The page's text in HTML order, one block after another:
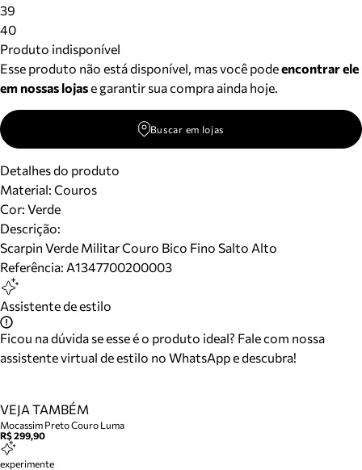
39
40
Produto indisponível
Esse produto não está disponível, mas você podeencontrar ele
em nossas lojase garantir sua compra ainda hoje.
Buscar em lojas
Detalhes do produto
Material: Couros
Cor: Verde
Descrição:
Scarpin Verde Militar Couro Bico Fino Salto Alto
Referência: A1347700200003
Assistente de estilo
Ficou na dúvida se esse é o produto ideal? Fale com nossa
assistente virtual de estilo no WhatsApp e descubra!
VEJA TAMBÉM
Mocassim Preto Couro Luma
R$ 299,90
experimente